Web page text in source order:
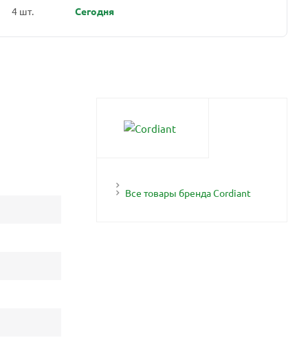
4 шт. Сегодня
Все товары бренда Cordiant